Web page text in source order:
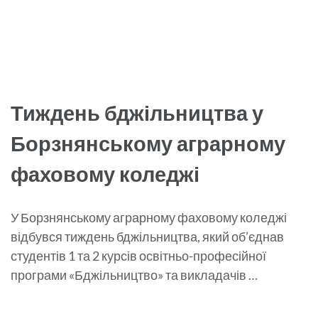
Тиждень бджільництва у
Борзнянському аграрному
фаховому коледжі
У Борзнянському аграрному фаховому коледжі
відбувся тиждень бджільництва, який об’єднав
студентів 1 та 2 курсів освітньо-професійної
програми «Бджільництво» та викладачів …